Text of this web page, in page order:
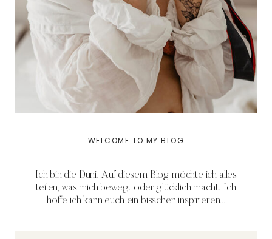
WELCOME TO MY BLOG
Ich bin die Duni! Auf diesem Blog möchte ich alles
teilen, was mich bewegt oder glücklich macht! Ich
hoffe ich kann euch ein bisschen inspirieren...